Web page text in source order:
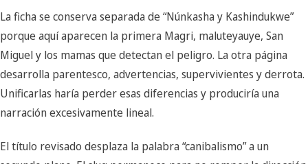
La ficha se conserva separada de “Núnkasha y Kashindukwe”
porque aquí aparecen la primera Magri, maluteyauye, San
Miguel y los mamas que detectan el peligro. La otra página
desarrolla parentesco, advertencias, supervivientes y derrota.
Unificarlas haría perder esas diferencias y produciría una
narración excesivamente lineal.
El título revisado desplaza la palabra “canibalismo” a un